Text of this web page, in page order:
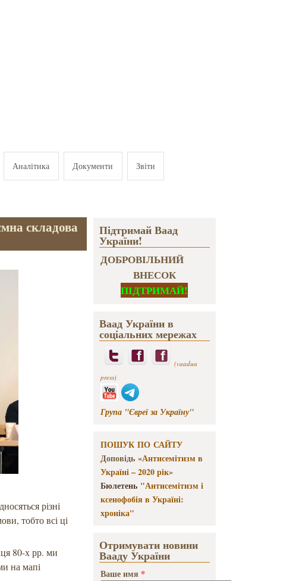
Аналітика Документи Звіти
складова
різні
тобто всі ці
80-х рр. ми
на мапі
Підтримай Ваад
України!
ДОБРОВІЛЬНИЙ
ВНЕСОК
ПІДТРИМАЙ!
Ваад України в
соціальних мережах
(vaadua
press)
Група "Євреї за Україну"
ПОШУК ПО САЙТУ
Доповідь «Антисемітизм в
Україні – 2020 рік»
Бюлетень "Антисемітизм і
ксенофобія в Україні:
хроніка"
Отримувати новини
Вааду України
Ваше имя *